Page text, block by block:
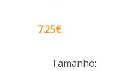
7.25€
Tamanho: